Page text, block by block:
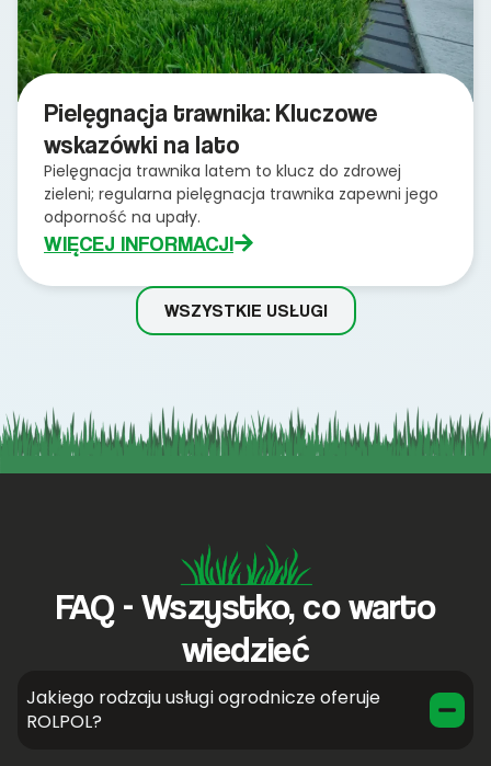
Pielęgnacja trawnika: Kluczowe
wskazówki na lato
Pielęgnacja trawnika latem to klucz do zdrowej
zieleni; regularna pielęgnacja trawnika zapewni jego
odporność na upały.
WIĘCEJ INFORMACJI
WSZYSTKIE USŁUGI
FAQ - Wszystko, co warto
wiedzieć
Jakiego rodzaju usługi ogrodnicze oferuje
ROLPOL?